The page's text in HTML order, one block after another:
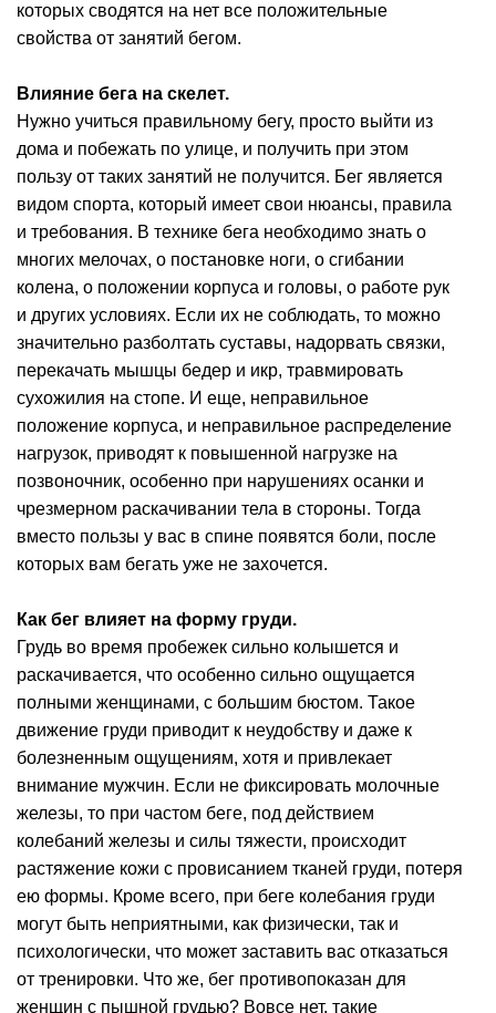
которых сводятся на нет все положительные
свойства от занятий бегом.
Влияние бега на скелет.
Нужно учиться правильному бегу, просто выйти из
дома и побежать по улице, и получить при этом
пользу от таких занятий не получится. Бег является
видом спорта, который имеет свои нюансы, правила
и требования. В технике бега необходимо знать о
многих мелочах, о постановке ноги, о сгибании
колена, о положении корпуса и головы, о работе рук
и других условиях. Если их не соблюдать, то можно
значительно разболтать суставы, надорвать связки,
перекачать мышцы бедер и икр, травмировать
сухожилия на стопе. И еще, неправильное
положение корпуса, и неправильное распределение
нагрузок, приводят к повышенной нагрузке на
позвоночник, особенно при нарушениях осанки и
чрезмерном раскачивании тела в стороны. Тогда
вместо пользы у вас в спине появятся боли, после
которых вам бегать уже не захочется.
Как бег влияет на форму груди.
Грудь во время пробежек сильно колышется и
раскачивается, что особенно сильно ощущается
полными женщинами, с большим бюстом. Такое
движение груди приводит к неудобству и даже к
болезненным ощущениям, хотя и привлекает
внимание мужчин. Если не фиксировать молочные
железы, то при частом беге, под действием
колебаний железы и силы тяжести, происходит
растяжение кожи с провисанием тканей груди, потеря
ею формы. Кроме всего, при беге колебания груди
могут быть неприятными, как физически, так и
психологически, что может заставить вас отказаться
от тренировки. Что же, бег противопоказан для
женщин с пышной грудью? Вовсе нет, такие